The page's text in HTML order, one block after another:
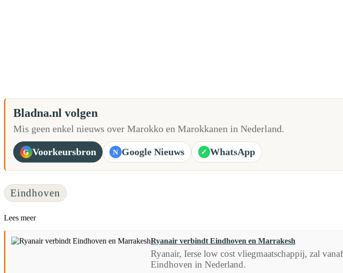
Bladna.nl volgen
Mis geen enkel nieuws over Marokko en Marokkanen in Nederland.
G Voorkeursbron N Google Nieuws ✓ WhatsApp
Eindhoven
Lees meer
Ryanair verbindt Eindhoven en Marrakesh
Ryanair, Ierse low cost vliegmaatschappij, zal
Eindhoven in Nederland.